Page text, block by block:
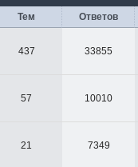
Тем Ответов
437 33855
57 10010
21 7349